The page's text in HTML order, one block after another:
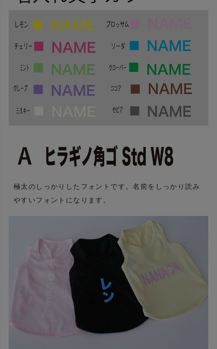
極太のしっかりしたフォントです。名前をしっかり読み
やすいフォントになります。